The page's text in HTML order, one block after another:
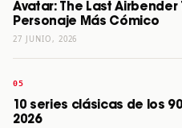
Avatar: The Last
Personaje Más Cómico
27 JUNIO, 2026
10 series clásicas de los
2026